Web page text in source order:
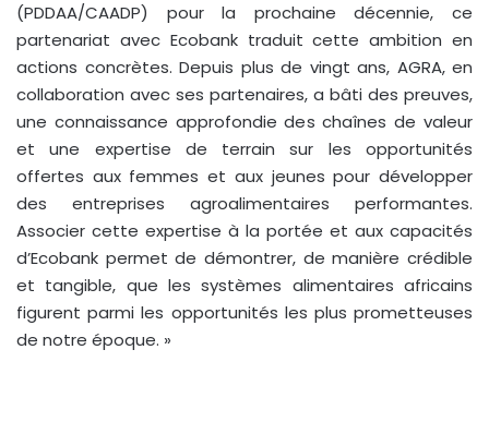
(PDDAA/CAADP) pour la prochaine décennie, ce
partenariat avec Ecobank traduit cette ambition en
actions concrètes. Depuis plus de vingt ans, AGRA, en
collaboration avec ses partenaires, a bâti des preuves,
une connaissance approfondie des chaînes de valeur
et une expertise de terrain sur les opportunités
offertes aux femmes et aux jeunes pour développer
des entreprises agroalimentaires performantes.
Associer cette expertise à la portée et aux capacités
d’Ecobank permet de démontrer, de manière crédible
et tangible, que les systèmes alimentaires africains
figurent parmi les opportunités les plus prometteuses
de notre époque. »